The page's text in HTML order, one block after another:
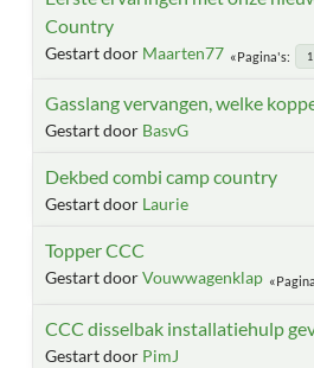
Country
Gestart door Maarten77 Pagina's 1
Gasslang vervangen, welke
Gestart door BasvG
Dekbed combi camp country
Gestart door Laurie
Topper CCC
Gestart doorVouwwagenklap
CCC disselbak installatiehulp
Gestart door PimJ